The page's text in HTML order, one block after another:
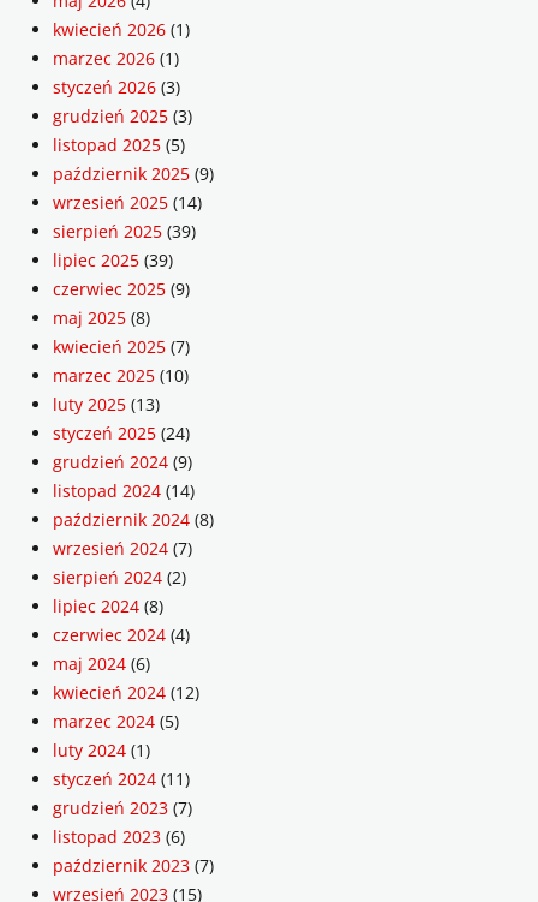
kwiecień 2026 (1)
marzec 2026 (1)
styczeń 2026 (3)
grudzień 2025 (3)
listopad 2025 (5)
październik 2025 (9)
wrzesień 2025 (14)
sierpień 2025 (39)
lipiec 2025 (39)
czerwiec 2025 (9)
maj 2025 (8)
kwiecień 2025 (7)
marzec 2025 (10)
luty 2025 (13)
styczeń 2025 (24)
grudzień 2024 (9)
listopad 2024 (14)
październik 2024 (8)
wrzesień 2024 (7)
sierpień 2024 (2)
lipiec 2024 (8)
czerwiec 2024 (4)
maj 2024 (6)
kwiecień 2024 (12)
marzec 2024 (5)
luty 2024 (1)
styczeń 2024 (11)
grudzień 2023 (7)
listopad 2023 (6)
październik 2023 (7)
wrzesień 2023 (15)